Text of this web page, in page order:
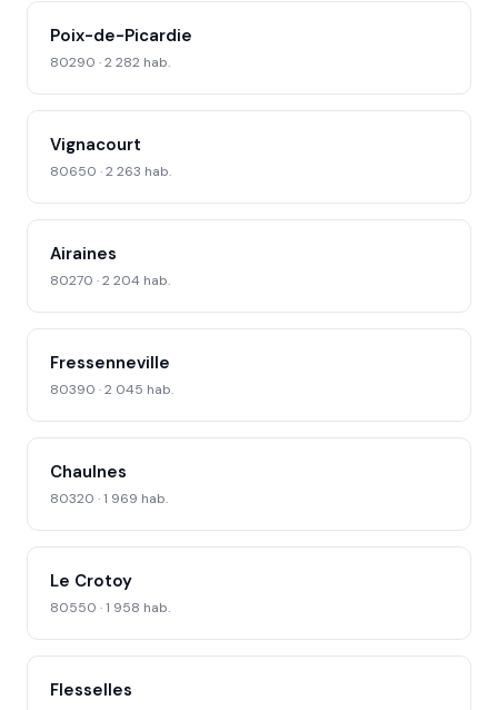
Poix-de-Picardie
80290 · 2 282 hab.
Vignacourt
80650 · 2 263 hab.
Airaines
80270 · 2 204 hab.
Fressenneville
80390 · 2 045 hab.
Chaulnes
80320 · 1 969 hab.
Le Crotoy
80550 · 1 958 hab.
Flesselles